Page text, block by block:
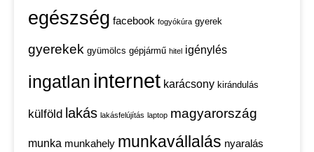
egészség facebook fogyókúra gyerek
gyerekek gyümölcs gépjármű hitel igénylés
ingatlan internet karácsony kirándulás
külföld lakás lakásfelújítás laptop magyarország
munka munkahely munkavállalás nyaralás